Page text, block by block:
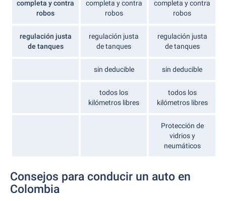
completa y contra
robos
completa y contra
robos
completa y contra
robos
regulación justa
de tanques
regulación justa
de tanques
regulación justa
de tanques
sin deducible sin deducible
todos los
kilómetros libres
todos los
kilómetros libres
Protección de
vidrios y
neumáticos
Consejos para conducir un auto en
Colombia